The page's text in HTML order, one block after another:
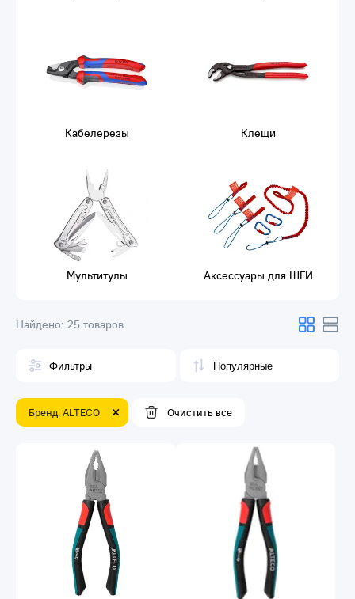
Кабелерезы Клещи
Мультитулы Аксессуары для ШГИ
Найдено: 25 товаров
Фильтры
Бренд: ALTECO Очистить все